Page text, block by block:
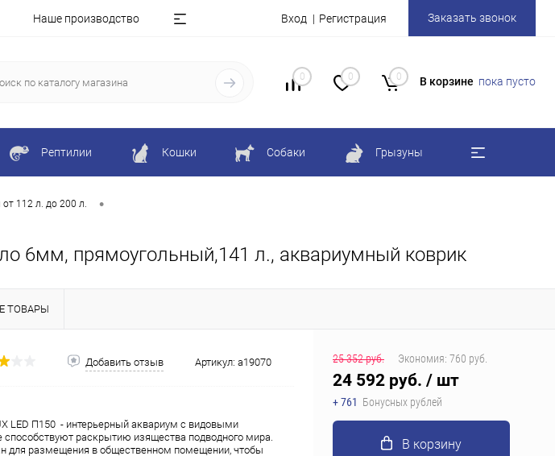
Наше производство Вход Регистрация Заказать звонок
0 0 0 В корзине пока пусто
Рептилии Кошки Собаки Грызуны
112 л. до 200 л. •
6мм, прямоугольный,141 л., аквариумный коврик
ТОВАРЫ
Добавить отзыв Артикул: a19070
LED П150 - интерьерный аквариум с видовыми
способствуют раскрытию изящества подводного мира.
для размещения в общественном помещении, чтобы
25 352 руб. Экономия: 760 руб.
24 592 руб. / шт
+ 761 Бонусных рублей
В корзину